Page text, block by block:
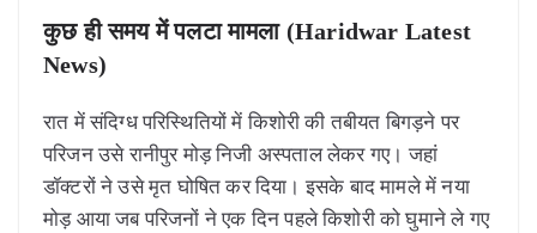
कुछ ही समय में पलटा मामला (Haridwar Latest
News)
रात में संदिग्ध परिस्थितियों में किशोरी की तबीयत बिगड़ने पर
परिजन उसे रानीपुर मोड़ निजी अस्पताल लेकर गए। जहां
डॉक्टरों ने उसे मृत घोषित कर दिया। इसके बाद मामले में नया
मोड़ आया जब परिजनों ने एक दिन पहले किशोरी को घुमाने ले गए